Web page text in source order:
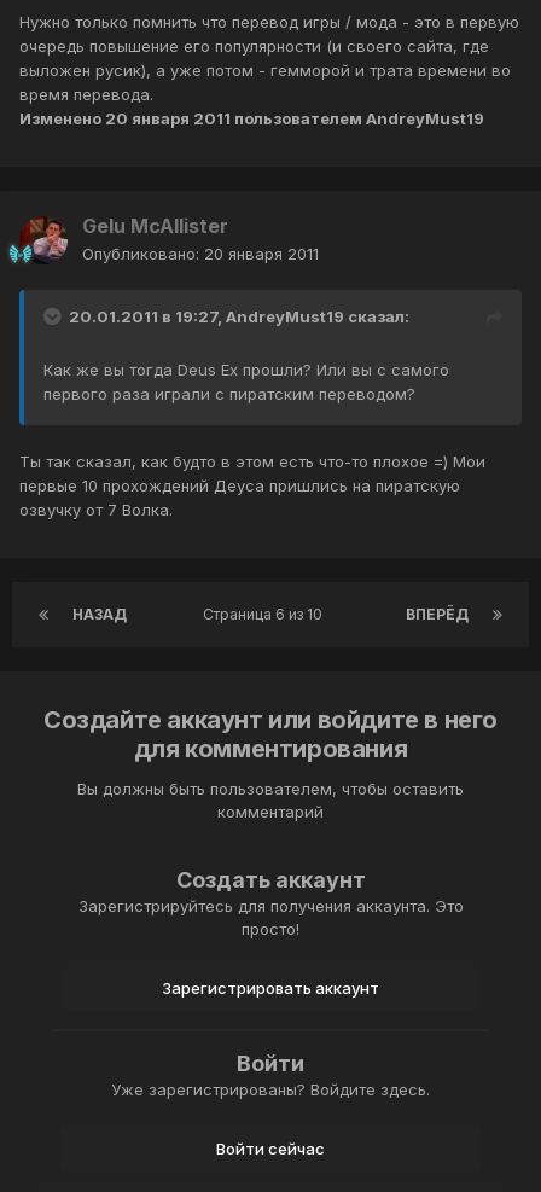
Нужно только помнить что перевод игры / мода - это в первую
очередь повышение его популярности (и своего сайта, где
выложен русик), а уже потом - гемморой и трата времени во
время перевода.
Изменено 20 января 2011 пользователем AndreyMust19
Gelu McAllister
Опубликовано: 20 января 2011
20.01.2011 в 19:27, AndreyMust19 сказал:
Как же вы тогда Deus Ex прошли? Или вы с самого
первого раза играли с пиратским переводом?
Ты так сказал, как будто в этом есть что-то плохое =) Мои
первые 10 прохождений Деуса пришлись на пиратскую
озвучку от 7 Волка.
НАЗАД ВПЕРЁД
Страница 6 из 10
Создайте аккаунт или войдите в него
для комментирования
Вы должны быть пользователем, чтобы оставить
комментарий
Создать аккаунт
Зарегистрируйтесь для получения аккаунта. Это
просто!
Зарегистрировать аккаунт
Войти
Уже зарегистрированы? Войдите здесь.
Войти сейчас